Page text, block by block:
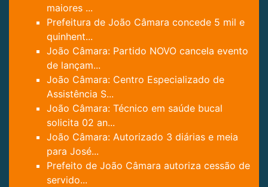
maiores ...
Prefeitura de João Câmara concede 5 mil e
quinhent...
João Câmara: Partido NOVO cancela evento
de lançam...
João Câmara: Centro Especializado de
Assistência S...
João Câmara: Técnico em saúde bucal
solicita 02 an...
João Câmara: Autorizado 3 diárias e meia
para José...
Prefeito de João Câmara autoriza cessão de
servido...